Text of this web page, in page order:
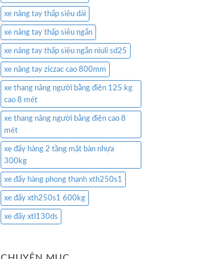
xe nâng tay thấp siêu dài
xe nâng tay thấp siêu ngắn
xe nâng tay thấp siêu ngắn niuli sd25
xe nâng tay ziczac cao 800mm
xe thang nâng người bằng điện 125 kg
cao 8 mét
xe thang nâng người bằng điện cao 8
mét
xe đẩy hàng 2 tầng mặt bàn nhựa
300kg
xe đẩy hàng phong thạnh xth250s1
xe đẩy xth250s1 600kg
xe đẩy xtl130ds